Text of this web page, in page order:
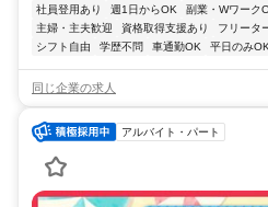
社員登用あり
週1日からOK 副業・Wワーク
主婦・主夫歓迎
資格取得支援あり フリータ
シフト自由
学歴不問 車通勤OK 平日のみOK
同じ企業の求人
アルバイト・パート